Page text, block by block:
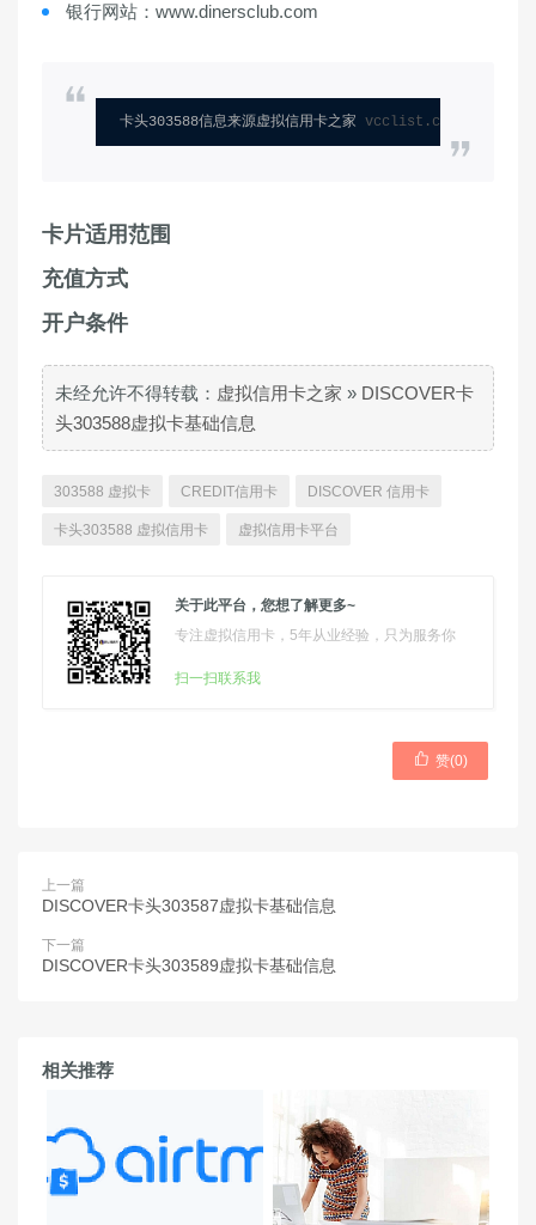
银行网站：www.dinersclub.com
卡头303588信息来源虚拟信用卡之家 vcclist.com
卡片适用范围
充值方式
开户条件
未经允许不得转载： 虚拟信用卡之家 » DISCOVER卡
头303588虚拟卡基础信息
303588 虚拟卡 CREDIT信用卡 DISCOVER 信用卡
卡头303588 虚拟信用卡 虚拟信用卡平台
关于此平台，您想了解更多~
专注虚拟信用卡，5年从业经验，只为服务你
扫一扫联系我
 赞(0)
上一篇
DISCOVER卡头303587虚拟卡基础信息
下一篇
DISCOVER卡头303589虚拟卡基础信息
相关推荐